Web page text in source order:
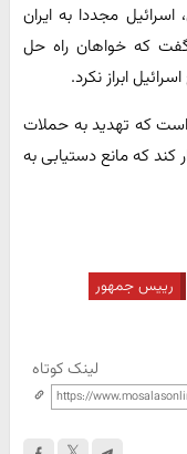
مجددا به ایران
که خواهان راه‌ حل
ابراز نکرد.
که تهدید به حملات
کند که مانع دستیابی به
رییس جمهور
لینک کوتاه